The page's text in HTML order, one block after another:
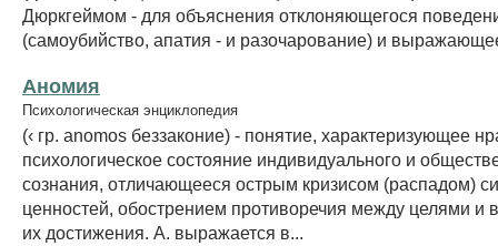
Дюркгеймом - для объяснения отклоняющегося
(самоубийство, апатия - и разочарование) и
Аномия
Психологическая энциклопедия
(‹ гр. anomos беззаконие) - понятие, характеризующее
психологическое состояние индивидуального и
сознания, отличающееся острым кризисом (распадом)
ценностей, обострением противоречия между целями и
их достижения. А. выражается в...